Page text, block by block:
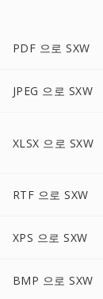
PDF 으로 SXW
JPEG 으로 SXW
XLSX 으로 SXW
RTF 으로 SXW
XPS 으로 SXW
BMP 으로 SXW